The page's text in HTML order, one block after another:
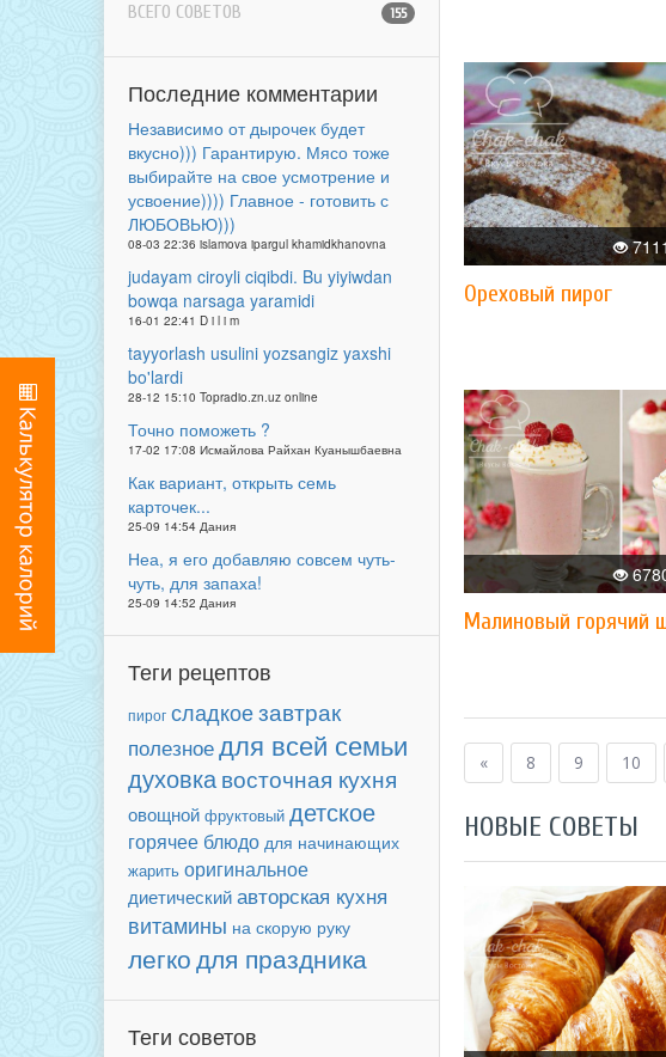
ВСЕГО СОВЕТОВ 155
Последние комментарии
Независимо от дырочек будет
вкусно))) Гарантирую. Мясо тоже
выбирайте на свое усмотрение и
усвоение)))) Главное - готовить с
ЛЮБОВЬЮ)))
08-03 22:36 islamova ipargul khamidkhanovna
judayam ciroyli ciqibdi. Bu yiyiwdan
bowqa narsaga yaramidi
16-01 22:41 D i l i m
tayyorlash usulini yozsangiz yaxshi
bo'lardi
28-12 15:10 Topradio.zn.uz online
Точно поможеть ?
17-02 17:08 Исмайлова Райхан Куанышбаевна
Как вариант, открыть семь
карточек...
25-09 14:54 Дания
Неа, я его добавляю совсем чуть-
чуть, для запаха!
25-09 14:52 Дания
Теги рецептов
пирог сладкоезавтрак
полезноедля всей семьи
духовкавосточная кухня
овощной фруктовый детское
горячее блюдо для начинающих
жарить оригинальное
диетическийавторская кухня
витамины на скорую руку
легкодля праздника
Теги советов
7111
Ореховый пирог
​Малиновый горячий
« 8 9 10
НОВЫЕ СОВЕТЫ